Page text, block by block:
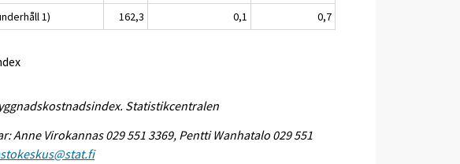
1)
162,3 0,1 0,7
Statistikcentralen
Anne Virokannas 029 551 3369, Pentti Wanhatalo 029 551